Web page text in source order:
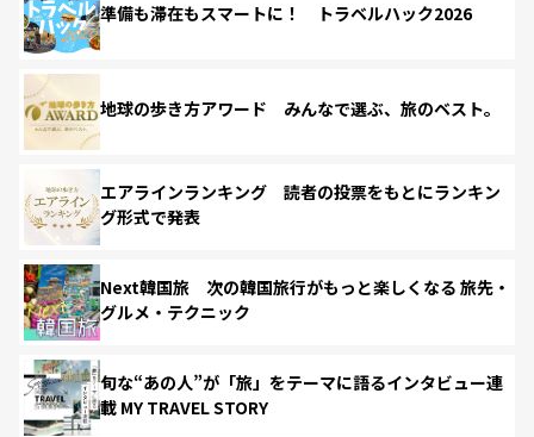
準備も滞在もスマートに！ トラベルハック2026
地球の歩き方アワード みんなで選ぶ、旅のベスト。
エアラインランキング 読者の投票をもとにランキン
グ形式で発表
Next韓国旅 次の韓国旅行がもっと楽しくなる 旅先・
グルメ・テクニック
旬な“あの人”が「旅」をテーマに語るインタビュー連
載 MY TRAVEL STORY